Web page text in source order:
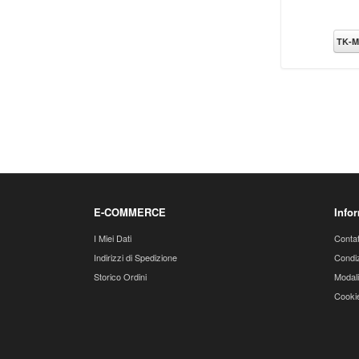
TK-
E-COMMERCE
I Miei Dati
Indirizzi di Spedizione
Storico Ordini